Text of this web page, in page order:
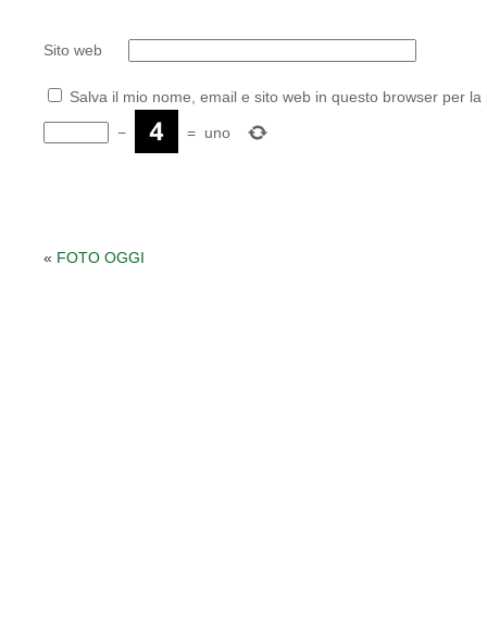
Sito web
Salva il mio nome, email e sito web in questo browser per
− = uno
« FOTO OGGI